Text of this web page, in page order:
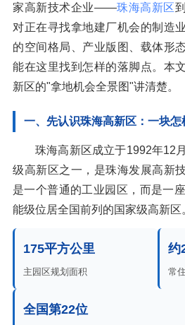
家高新技术企业——珠海高新区
对正在寻找拿地建厂机会的制造
的空间格局、产业版图、载体形
能在这里找到怎样的落脚点。本
新区的"拿地机会全景图"讲清楚。
一、先认识珠海高新区：一块怎
珠海高新区成立于1992年12
级高新区之一，是珠海发展高新
是一个普通的工业园区，而是一
能级位居全国前列的国家级高新区
175平方公里
主园区规划面积
约
常
全国第22位